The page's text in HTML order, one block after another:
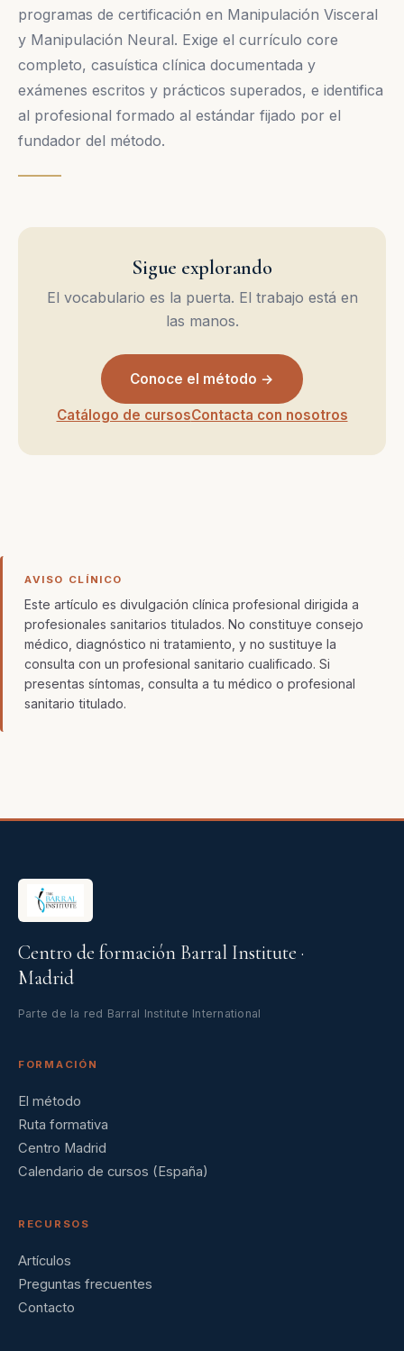
programas de certificación en Manipulación Visceral
y Manipulación Neural. Exige el currículo core
completo, casuística clínica documentada y
exámenes escritos y prácticos superados, e identifica
al profesional formado al estándar fijado por el
fundador del método.
Sigue explorando
El vocabulario es la puerta. El trabajo está en
las manos.
Conoce el método →
Catálogo de cursosContacta con nosotros
AVISO CLÍNICO
Este artículo es divulgación clínica profesional dirigida a
profesionales sanitarios titulados. No constituye consejo
médico, diagnóstico ni tratamiento, y no sustituye la
consulta con un profesional sanitario cualificado. Si
presentas síntomas, consulta a tu médico o profesional
sanitario titulado.
Centro de formación Barral Institute ·
Madrid
Parte de la red Barral Institute International
FORMACIÓN
El método
Ruta formativa
Centro Madrid
Calendario de cursos (España)
RECURSOS
Artículos
Preguntas frecuentes
Contacto